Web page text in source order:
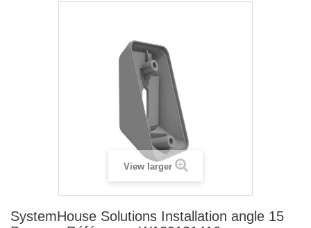
View larger
SystemHouse Solutions Installation angle 15